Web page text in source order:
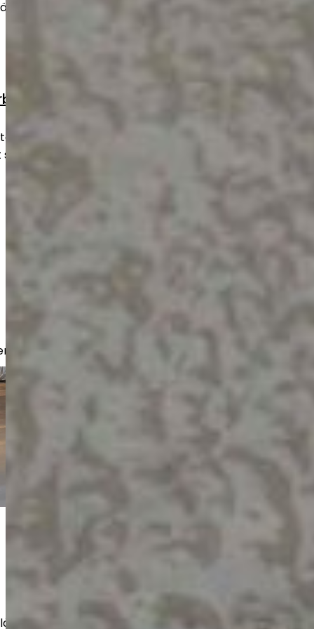
eller som färdig yta.
oide korjaustyöt
och skador snabbt och hållbart.
och fullt fungerande skick.
bostadsbolag och företag.
och reparationer även för